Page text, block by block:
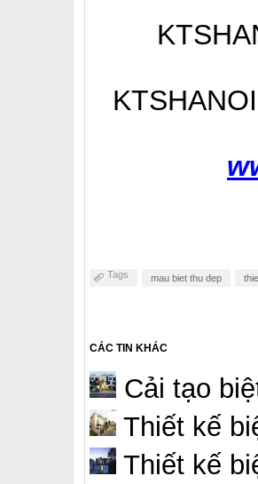
Tags mau biet thu dep
CÁC TIN KHÁC
Cải tạo
Thiết kế
Thiết kế